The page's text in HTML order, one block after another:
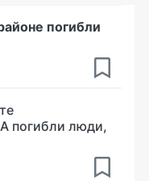
погибли
погибли люди,